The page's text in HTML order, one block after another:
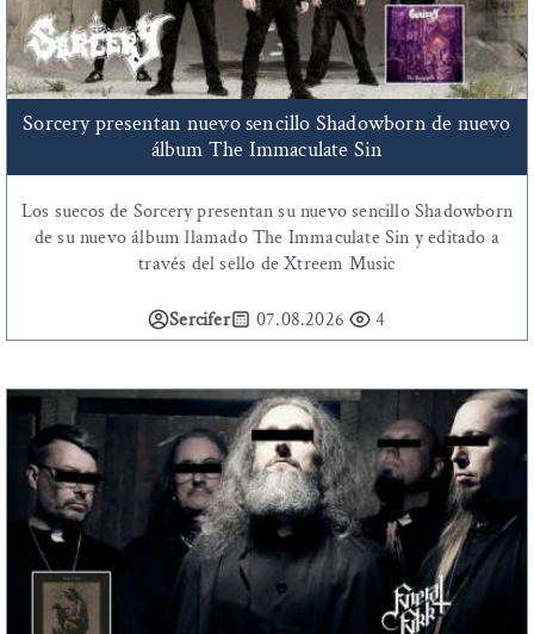
Sorcery presentan nuevo sencillo Shadowborn de nuevo
álbum The Immaculate Sin
Los suecos de Sorcery presentan su nuevo sencillo Shadowborn
de su nuevo álbum llamado The Immaculate Sin y editado a
través del sello de Xtreem Music
Sercifer 07.08.2026 4